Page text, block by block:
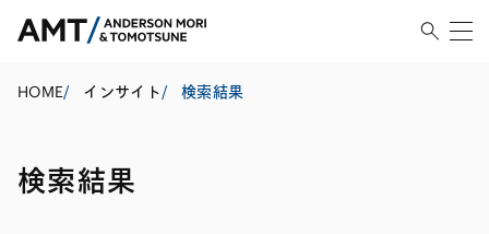
HOME/ インサイト/ 検索結果
検索結果